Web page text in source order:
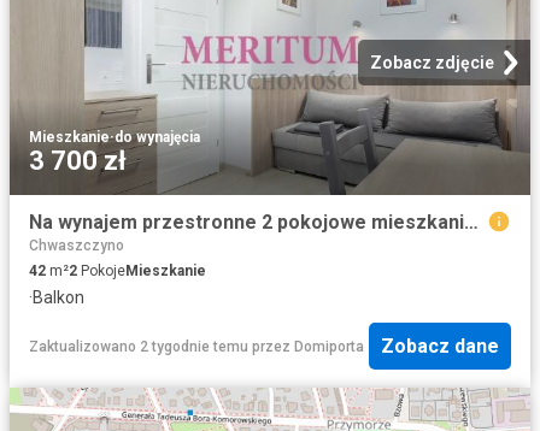
Zobacz zdjęcie
Mieszkanie·do wynajęcia
3 700 zł
Na wynajem przestronne 2 pokojowe mieszkanie w Gdańsku
Chwaszczyno
42 m²2 PokojeMieszkanie
·Balkon
Zaktualizowano 2 tygodnie temu przez Domiporta Zobacz dane